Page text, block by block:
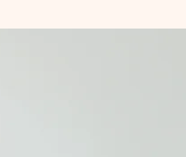
Zeitpunkt überreichen